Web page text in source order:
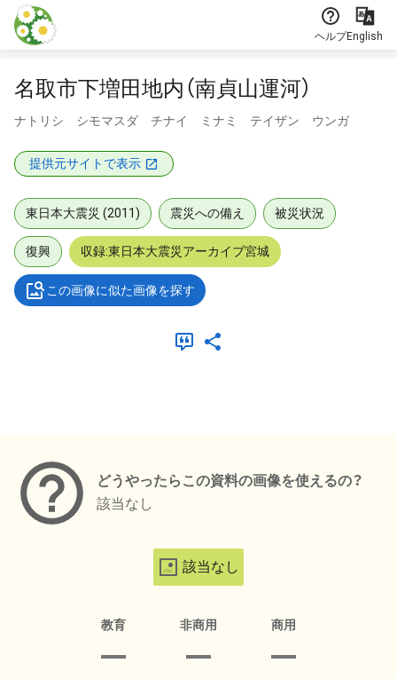
本文に飛ぶ
ヘルプEnglish
名取市下増田地内（南貞山運河）
ナトリシ シモマスダ チナイ ミナミ テイザン ウンガ
提供元サイトで表示
東日本大震災 (2011) 震災への備え 被災状況
復興 収録:東日本大震災アーカイブ宮城
この画像に似た画像を探す
どうやったらこの資料の画像を使えるの？
該当なし
該当なし
教育 非商用 商用